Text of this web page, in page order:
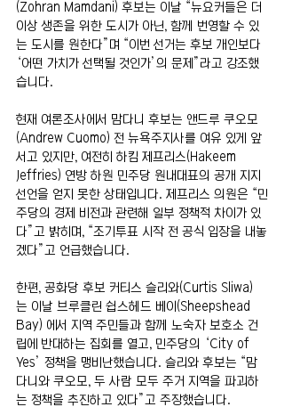
(Zohran Mamdani) 후보는 이날 “뉴요커들은 더
이상 생존을 위한 도시가 아닌, 함께 번영할 수 있
는 도시를 원한다”며 “이번 선거는 후보 개인보다
‘어떤 가치가 선택될 것인가’의 문제”라고 강조했
습니다.
현재 여론조사에서 맘다니 후보는 앤드루 쿠오모
(Andrew Cuomo) 전 뉴욕주지사를 여유 있게 앞
서고 있지만, 여전히 하킴 제프리스(Hakeem
Jeffries) 연방 하원 민주당 원내대표의 공개 지지
선언을 얻지 못한 상태입니다. 제프리스 의원은 “민
주당의 경제 비전과 관련해 일부 정책적 차이가 있
다”고 밝히며, “조기투표 시작 전 공식 입장을 내놓
겠다”고 언급했습니다.
한편, 공화당 후보 커티스 슬리와(Curtis Sliwa)
는 이날 브루클린 쉽스헤드 베이(Sheepshead
Bay) 에서 지역 주민들과 함께 노숙자 보호소 건
립에 반대하는 집회를 열고, 민주당의 ‘City of
Yes’ 정책을 맹비난했습니다. 슬리와 후보는 “맘
다니와 쿠오모, 두 사람 모두 주거 지역을 파괴하
는 정책을 추진하고 있다”고 주장했습니다.